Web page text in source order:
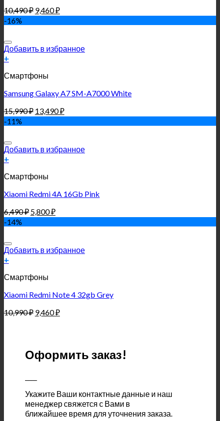
10,490₽ 9,460₽
-16%
Добавить в избранное
+
Смартфоны
Samsung Galaxy A7 SM-A7000 White
15,990₽ 13,490₽
-11%
Добавить в избранное
+
Смартфоны
Xiaomi Redmi 4A 16Gb Pink
6,490₽ 5,800₽
-14%
Добавить в избранное
+
Смартфоны
Xiaomi Redmi Note 4 32gb Grey
10,990₽ 9,460₽
Оформить заказ!
Укажите Ваши контактные данные и наш
менеджер свяжется с Вами в
ближайшее время для уточнения заказа.